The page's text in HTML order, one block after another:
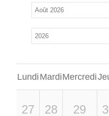
Lundi MardiMercredi
27 28 29